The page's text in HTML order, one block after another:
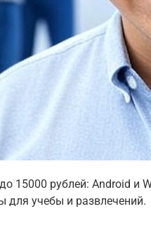
15000 рублей: Android и
для учебы и развлечений.